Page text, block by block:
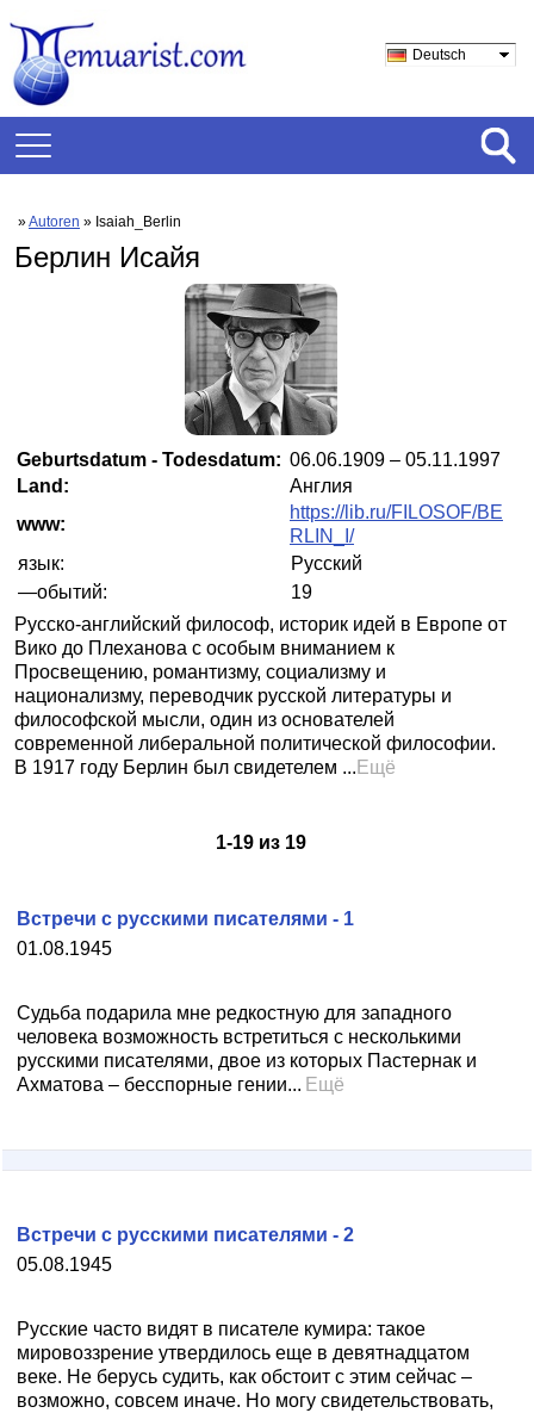
Deutsch
»Autoren » Isaiah_Berlin
Берлин Исайя
Geburtsdatum - Todesdatum: 06.06.1909 – 05.11.1997
Land:
Англия
www:
https://lib.ru/FILOSOF/BE
RLIN_I/
язык:
Русский
—обытий:
19
Русско-английский философ, историк идей в Европе от
Вико до Плеханова с особым вниманием к
Просвещению, романтизму, социализму и
национализму, переводчик русской литературы и
философской мысли, один из основателей
современной либеральной политической философии.
В 1917 году Берлин был свидетелем ... Ещё
1-19 из 19
01.08.1945
Встречи с русскими писателями - 1
Судьба подарила мне редкостную для западного
человека возможность встретиться с несколькими
русскими писателями, двое из которых Пастернак и
Ахматова – бесспорные гении... Ещё
05.08.1945
Встречи с русскими писателями - 2
Русские часто видят в писателе кумира: такое
мировоззрение утвердилось еще в девятнадцатом
веке. Не берусь судить, как обстоит с этим сейчас –
возможно, совсем иначе. Но могу свидетельствовать,